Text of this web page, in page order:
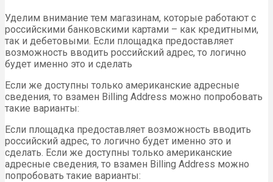
Уделим внимание тем магазинам, которые работают с
российскими банковскими картами – как кредитными,
так и дебетовыми. Если площадка предоставляет
возможность вводить российский адрес, то логично
будет именно это и сделать
Если же доступны только американские адресные
сведения, то взамен Billing Address можно попробовать
такие варианты:
Если площадка предоставляет возможность вводить
российский адрес, то логично будет именно это и
сделать. Если же доступны только американские
адресные сведения, то взамен Billing Address можно
попробовать такие варианты: